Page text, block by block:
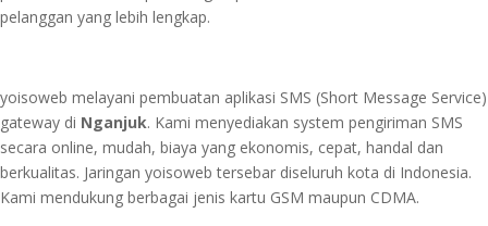
pelanggan yang lebih lengkap.
yoisoweb melayani pembuatan aplikasi SMS (Short Message Service)
gateway di Nganjuk. Kami menyediakan system pengiriman SMS
secara online, mudah, biaya yang ekonomis, cepat, handal dan
berkualitas. Jaringan yoisoweb tersebar diseluruh kota di Indonesia.
Kami mendukung berbagai jenis kartu GSM maupun CDMA.